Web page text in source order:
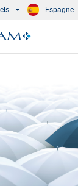
Espagne